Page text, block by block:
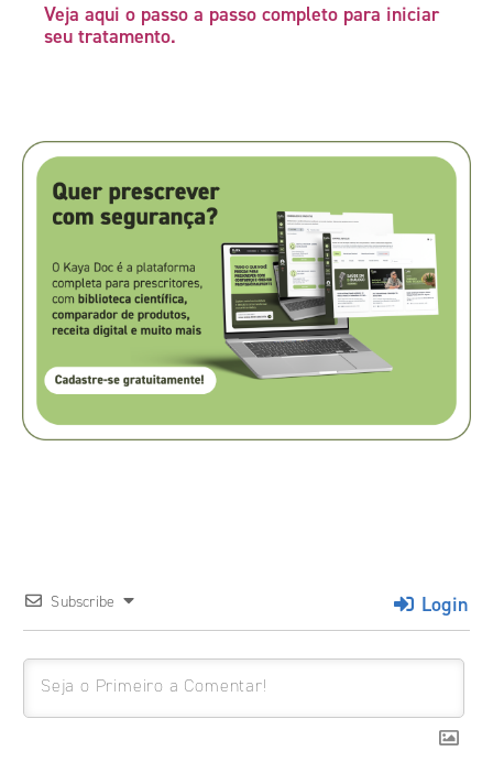
Veja aqui o passo a passo completo para iniciar
seu tratamento.
Subscribe Login